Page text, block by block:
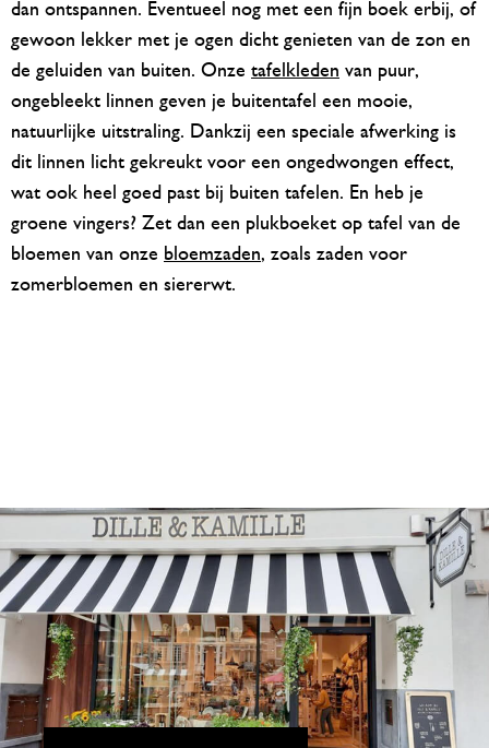
dan ontspannen. Eventueel nog met een fijn boek erbij, of
gewoon lekker met je ogen dicht genieten van de zon en
de geluiden van buiten. Onze tafelkleden van puur,
ongebleekt linnen geven je buitentafel een mooie,
natuurlijke uitstraling. Dankzij een speciale afwerking is
dit linnen licht gekreukt voor een ongedwongen effect,
wat ook heel goed past bij buiten tafelen. En heb je
groene vingers? Zet dan een plukboeket op tafel van de
bloemen van onze bloemzaden, zoals zaden voor
zomerbloemen en siererwt.